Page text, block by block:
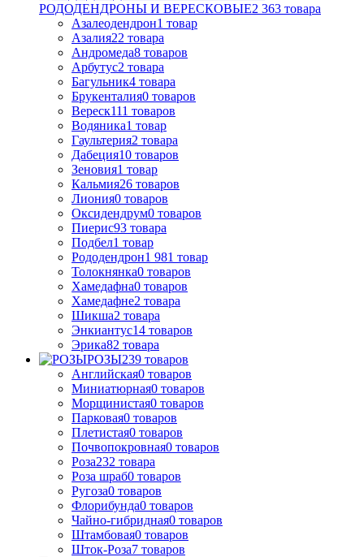
РОДОДЕНДРОНЫ И ВЕРЕСКОВЫЕ2 363 товара
Азалеодендрон1 товар
Азалия22 товара
Андромеда8 товаров
Арбутус2 товара
Багульник4 товара
Брукенталия0 товаров
Вереск111 товаров
Водяника1 товар
Гаультерия2 товара
Дабеция10 товаров
Зеновия1 товар
Кальмия26 товаров
Лиония0 товаров
Оксидендрум0 товаров
Пиерис93 товара
Подбел1 товар
Рододендрон1 981 товар
Толокнянка0 товаров
Хамедафна0 товаров
Хамедафне2 товара
Шикша2 товара
Энкиантус14 товаров
Эрика82 товара
РОЗЫ239 товаров
Английская0 товаров
Миниатюрная0 товаров
Морщинистая0 товаров
Парковая0 товаров
Плетистая0 товаров
Почвопокровная0 товаров
Роза232 товара
Роза шраб0 товаров
Ругоза0 товаров
Флорибунда0 товаров
Чайно-гибридная0 товаров
Штамбовая0 товаров
Шток-Роза7 товаров